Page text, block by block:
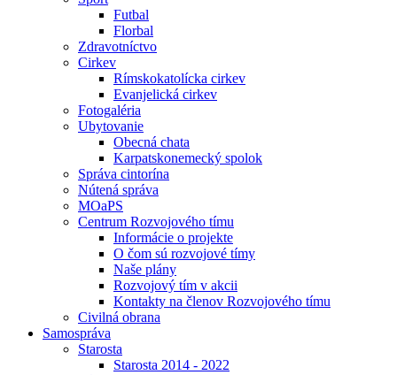
Futbal
Florbal
Zdravotníctvo
Cirkev
Rímskokatolícka cirkev
Evanjelická cirkev
Fotogaléria
Ubytovanie
Obecná chata
Karpatskonemecký spolok
Správa cintorína
Nútená správa
MOaPS
Centrum Rozvojového tímu
Informácie o projekte
O čom sú rozvojové tímy
Naše plány
Rozvojový tím v akcii
Kontakty na členov Rozvojového tímu
Civilná obrana
Samospráva
Starosta
Starosta 2014 - 2022